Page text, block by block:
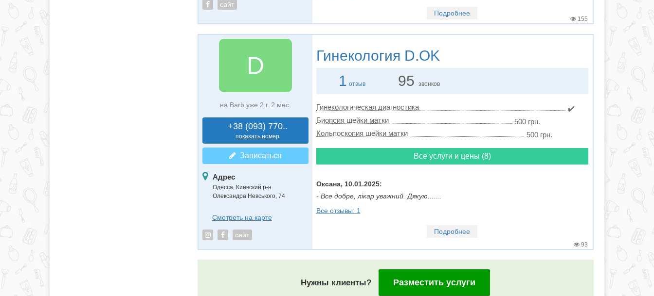
сайт
Подробнее
155
D
на Barb уже 2 г. 2 мес.
+38 (093) 770..
показать номер
Записаться
Адрес
Одесса, Киевский р-н
Олександра Невського, 74
Смотреть на карте
сайт
Гинекология D.OK
1 отзыв 95 звонков
Гинекологическая диагностика
✔️
Биопсия шейки матки
500 грн.
Кольпоскопия шейки матки
500 грн.
Все услуги и цены (8)
Оксана, 10.01.2025:
- Все добре, лікар уважний. Дякую.......
Все отзывы: 1
Подробнее
93
Нужны клиенты? Разместить услуги